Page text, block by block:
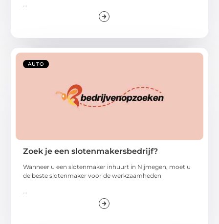
...
AUTO
Zoek je een slotenmakersbedrijf?
Wanneer u een slotenmaker inhuurt in Nijmegen, moet u
de beste slotenmaker voor de werkzaamheden
...